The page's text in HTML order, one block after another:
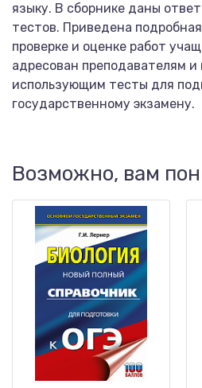
языку. В сборнике даны
тестов. Приведена
проверке и оценке работ
адресован преподавателям
использующим тесты для
государственному экзамену.
Возможно, вам